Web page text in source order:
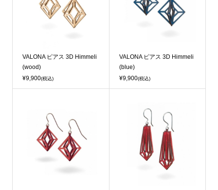
VALONA ピアス 3D Himmeli
(wood)
¥9,900(税込)
VALONA ピアス 3D Himmeli
(blue)
¥9,900(税込)